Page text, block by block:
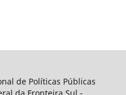
de Políticas Públicas